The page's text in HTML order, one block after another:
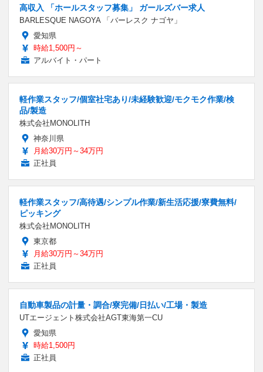
高収入 「ホールスタッフ募集」 ガールズバー求人
BARLESQUE NAGOYA 「バーレスク ナゴヤ」
愛知県
時給1,500円～
アルバイト・パート
軽作業スタッフ/個室社宅あり/未経験歓迎/モクモク作業/検
品/製造
株式会社MONOLITH
神奈川県
月給30万円～34万円
正社員
軽作業スタッフ/高待遇/シンプル作業/新生活応援/寮費無料/
ピッキング
株式会社MONOLITH
東京都
月給30万円～34万円
正社員
自動車製品の計量・調合/寮完備/日払い/工場・製造
UTエージェント株式会社AGT東海第一CU
愛知県
時給1,500円
正社員